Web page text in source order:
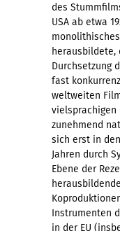
des
USA ab etwa
Durchsetzung
fast
weltweiten
vielsprachigen
zunehmend
sich erst in
Jahren durch
Ebene der
Instrumenten
in der EU